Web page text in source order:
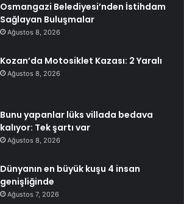
Osmangazi Belediyesi’nden İstihdam
Sağlayan Buluşmalar
Ağustos 8, 2026
Kozan’da Motosiklet Kazası: 2 Yaralı
Ağustos 8, 2026
Bunu yapanlar lüks villada bedava
kalıyor: Tek şartı var
Ağustos 8, 2026
Dünyanın en büyük kuşu 4 insan
genişliğinde
Ağustos 7, 2026